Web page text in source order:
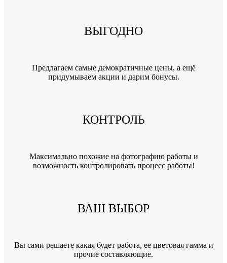
ВЫГОДНО
Предлагаем самые демократичные цены, а ещё
придумываем акции и дарим бонусы.
КОНТРОЛЬ
Максимально похожие на фотографию работы и
возможность контролировать процесс работы!
ВАШ ВЫБОР
Вы сами решаете какая будет работа, ее цветовая гамма и
прочие составляющие.